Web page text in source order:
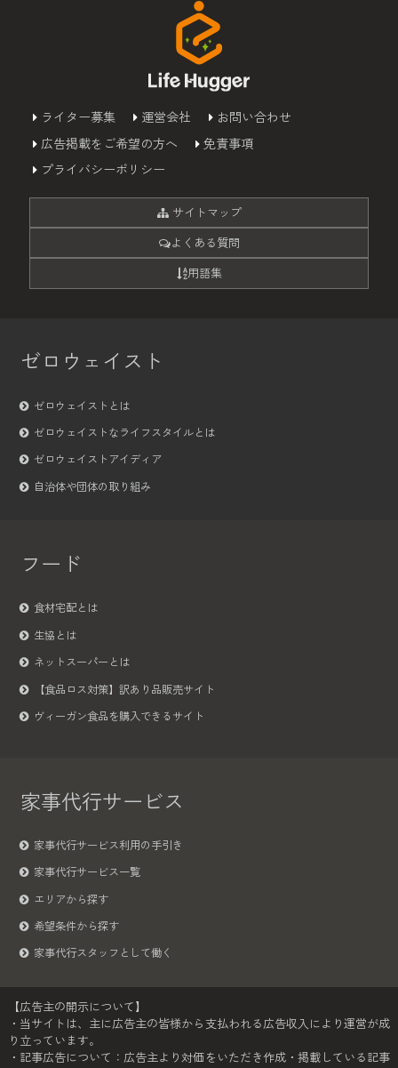
ライター募集 運営会社
お問い合わせ
広告掲載をご希望の方へ
免責事項
プライバシーポリシー
サイトマップ
よくある質問
用語集
ゼロウェイスト
ゼロウェイストとは
ゼロウェイストなライフスタイルとは
ゼロウェイストアイディア
自治体や団体の取り組み
フード
食材宅配とは
生協とは
ネットスーパーとは
【食品ロス対策】訳あり品販売サイト
ヴィーガン食品を購入できるサイト
家事代行サービス
家事代行サービス利用の手引き
家事代行サービス一覧
エリアから探す
希望条件から探す
家事代行スタッフとして働く
【広告主の開示について】
・当サイトは、主に広告主の皆様から支払われる広告収入により運営が成
り立っています。
・記事広告について：広告主より対価をいただき作成・掲載している記事